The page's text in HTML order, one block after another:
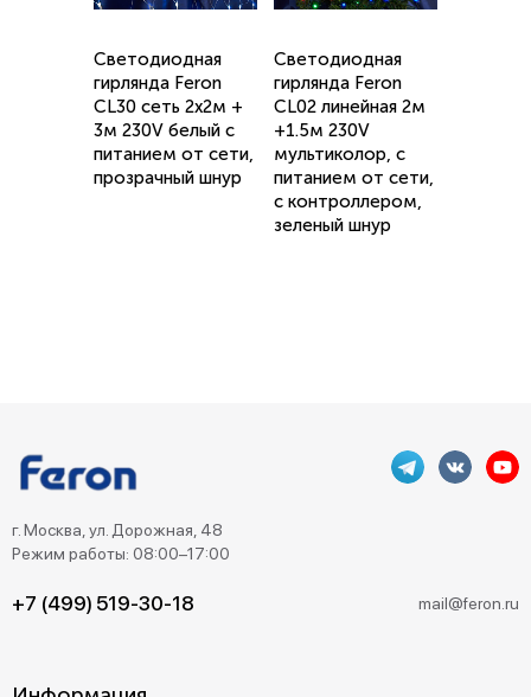
Светодиодная
гирлянда Feron
CL30 сеть 2х2м +
3м 230V белый c
питанием от сети,
прозрачный шнур
Светодиодная
гирлянда Feron
CL02 линейная 2м
+1.5м 230V
мультиколор, c
питанием от сети,
с контроллером,
зеленый шнур
г. Москва, ул. Дорожная, 48
Режим работы: 08:00–17:00
+7 (499) 519-30-18 mail@feron.ru